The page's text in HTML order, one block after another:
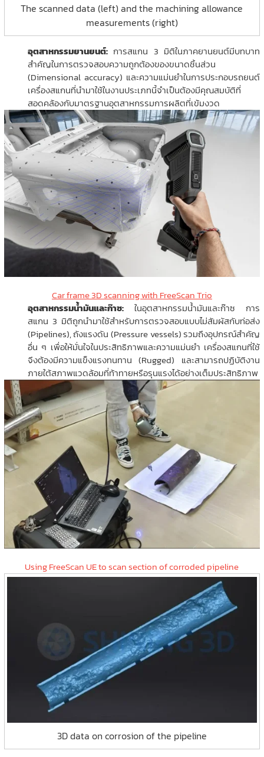
The scanned data (left) and the machining allowance
measurements (right)
อุตสาหกรรมยานยนต์:การสแกน 3 มิติในภาคยานยนต์มีบทบาท
สำคัญในการตรวจสอบความถูกต้องของขนาดชิ้นส่วน
(Dimensional accuracy) และความแม่นยำในการประกอบรถยนต์
เครื่องสแกนที่นำมาใช้ในงานประเภทนี้จำเป็นต้องมีคุณสมบัติที่
สอดคล้องกับมาตรฐานอุตสาหกรรมการผลิตที่เข้มงวด
Car frame 3D scanning with FreeScan Trio
อุตสาหกรรมน้ำมันและก๊าซ:ในอุตสาหกรรมน้ำมันและก๊าซ การ
สแกน 3 มิติถูกนำมาใช้สำหรับการตรวจสอบแบบไม่สัมผัสกับท่อส่ง
(Pipelines), ถังแรงดัน (Pressure vessels) รวมถึงอุปกรณ์สำคัญ
อื่น ๆ เพื่อให้มั่นใจในประสิทธิภาพและความแม่นยำ เครื่องสแกนที่ใช้
จึงต้องมีความแข็งแรงทนทาน (Rugged) และสามารถปฏิบัติงาน
ภายใต้สภาพแวดล้อมที่ท้าทายหรือรุนแรงได้อย่างเต็มประสิทธิภาพ
Using FreeScan UE to scan section of corroded pipeline
3D data on corrosion of the pipeline